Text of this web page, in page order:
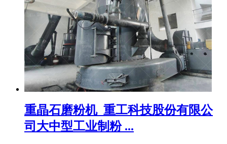
重晶石磨粉机_重工科技股份有限公
司大中型工业制粉 ...